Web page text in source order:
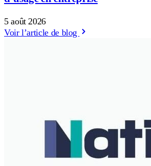
5 août 2026
Voir l’article de blog